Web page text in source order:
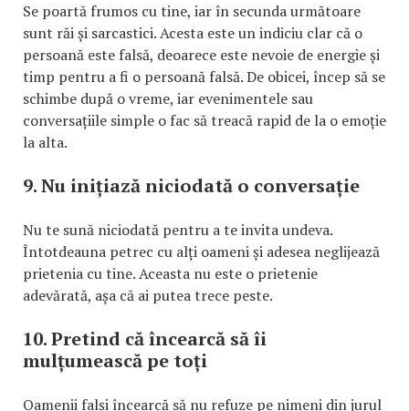
Se poartă frumos cu tine, iar în secunda următoare
sunt răi și sarcastici. Acesta este un indiciu clar că o
persoană este falsă, deoarece este nevoie de energie și
timp pentru a fi o persoană falsă. De obicei, încep să se
schimbe după o vreme, iar evenimentele sau
conversațiile simple o fac să treacă rapid de la o emoție
la alta.
9. Nu inițiază niciodată o conversație
Nu te sună niciodată pentru a te invita undeva.
Întotdeauna petrec cu alți oameni și adesea neglijează
prietenia cu tine. Aceasta nu este o prietenie
adevărată, așa că ai putea trece peste.
10. Pretind că încearcă să îi
mulțumească pe toți
Oamenii falși încearcă să nu refuze pe nimeni din jurul